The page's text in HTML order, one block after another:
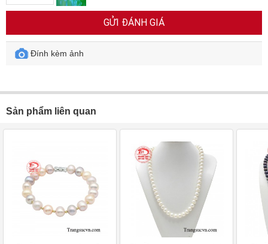
GỬI ĐÁNH GIÁ
Đính kèm ảnh
Sản phẩm liên quan